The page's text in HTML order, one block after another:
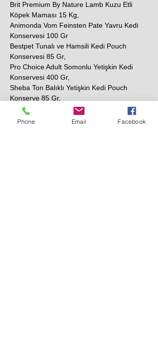
Brit Premium By Nature Lamb Kuzu Etli
Köpek Maması 15 Kg,
Animonda Vom Feinsten Pate Yavru Kedi
Konservesi 100 Gr
Bestpet Tunalı ve Hamsili Kedi Pouch
Konservesi 85 Gr,
Pro Choice Adult Somonlu Yetişkin Kedi
Konservesi 400 Gr,
Sheba Ton Balıklı Yetişkin Kedi Pouch
Konserve 85 Gr,
N&D Prime Tavuklu ve Narlı Tahılsız Yetişkin
Kedi Konservesi 80 Gr,
Phone Email Facebook